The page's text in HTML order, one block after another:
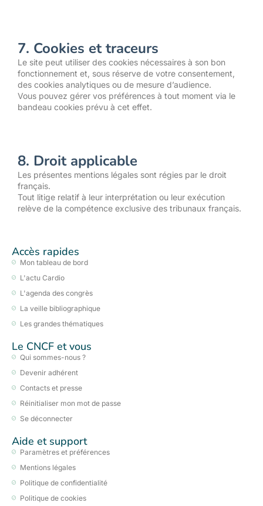
7. Cookies et traceurs
Le site peut utiliser des cookies nécessaires à son bon
fonctionnement et, sous réserve de votre consentement,
des cookies analytiques ou de mesure d’audience.
Vous pouvez gérer vos préférences à tout moment via le
bandeau cookies prévu à cet effet.
8. Droit applicable
Les présentes mentions légales sont régies par le droit
français.
Tout litige relatif à leur interprétation ou leur exécution
relève de la compétence exclusive des tribunaux français.
Accès rapides
Mon tableau de bord
L'actu Cardio
L'agenda des congrès
La veille bibliographique
Les grandes thématiques
Le CNCF et vous
Qui sommes-nous ?
Devenir adhérent
Contacts et presse
Réinitialiser mon mot de passe
Se déconnecter
Aide et support
Paramètres et préférences
Mentions légales
Politique de confidentialité
Politique de cookies